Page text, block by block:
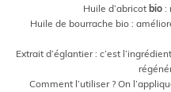
Huile d’abricot bio :
Huile de bourrache bio :
Extrait d’églantier : c’est
Comment l’utiliser ? On